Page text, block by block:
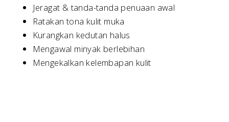
Jeragat & tanda-tanda penuaan awal
Ratakan tona kulit muka
Kurangkan kedutan halus
Mengawal minyak berlebihan
Mengekalkan kelembapan kulit